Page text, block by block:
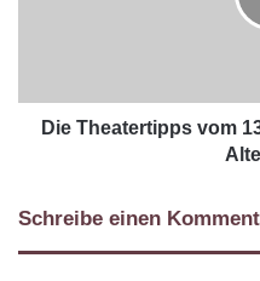
Die Theatertipps vom
Schreibe einen